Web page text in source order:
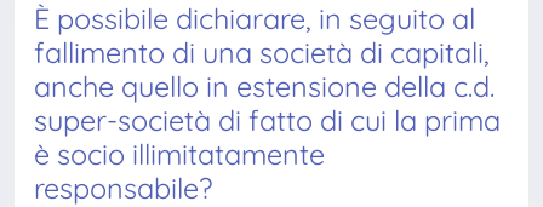
È possibile dichiarare, in seguito al
fallimento di una società di capitali,
anche quello in estensione della c.d.
super-società di fatto di cui la prima
è socio illimitatamente
responsabile?